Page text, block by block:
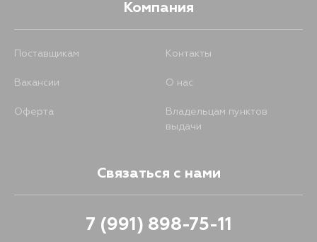
Компания
Поставщикам Контакты
Вакансии О нас
Оферта
Владельцам пунктов
выдачи
Связаться с нами
7 (991) 898-75-11